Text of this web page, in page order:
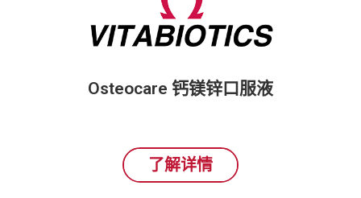
Osteocare 钙镁锌口服液
了解详情